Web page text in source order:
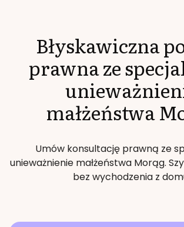
Błyskawiczna
prawna ze
małżeństwa
Umów konsultację prawną ze
unieważnienie małżeństwaMorąg.
bez wychodzenia z